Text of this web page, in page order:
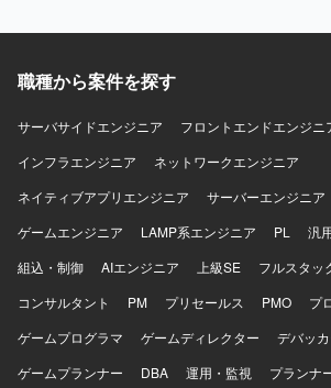
職種から案件を探す
サーバサイドエンジニア
フロントエンドエンジニ
インフラエンジニア
ネットワークエンジニア
ネイティブアプリエンジニア
サーバーエンジニア
ゲームエンジニア
LAMP系エンジニア PL 汎
組込・制御
AIエンジニア 上級SE
フルスタッ
コンサルタント
PM プリセールス PMO
プ
ゲームプログラマ
ゲームディレクター
デバッ
ゲームプランナー
DBA 運用・監視 プランナ